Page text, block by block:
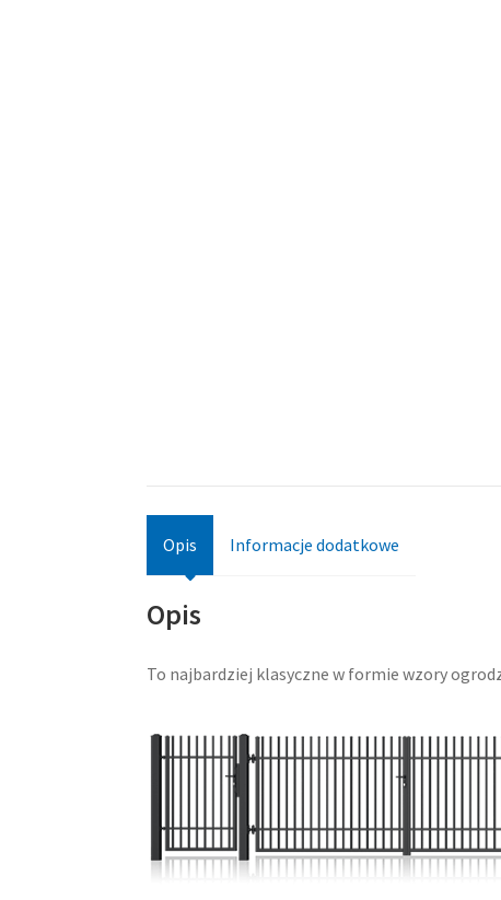
Opis Informacje dodatkowe
Opis
To najbardziej klasyczne w formie wzory